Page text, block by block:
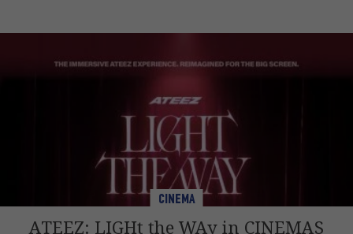
CINEMA
ATEEZ: LIGHt the WAy in CINEMAS